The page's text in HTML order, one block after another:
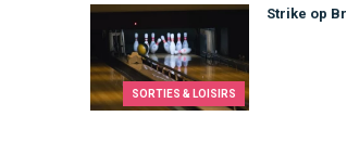
SORTIES & LOISIRS
Strike op
Strike op Brussel